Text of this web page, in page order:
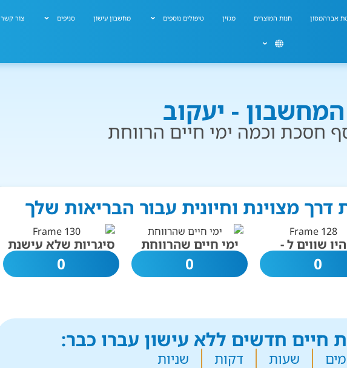
אברהמסון חנות המוצרים מגזין טיפולים נוספים מחשבון עישון סניפים צור קשר
המחשבון - יעקוב
חסכת וכמה ימי חיים הרווחת
דרך מצוינת וחיונית עבור הבריאות שלך
שווים ל -
0
ימי חיים שהרווחת
0
סיגריות שלא עישנת
0
חדשים ללא עישון עברו כבר:
שעות דקות שניות